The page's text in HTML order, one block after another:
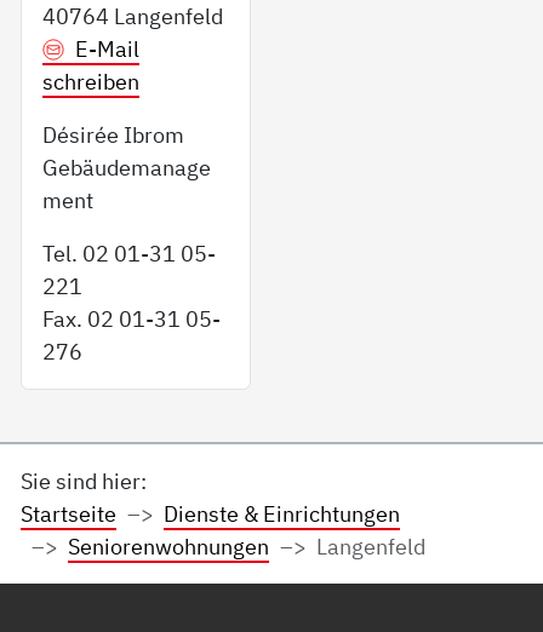
40764 Langenfeld
E-Mail
schreiben
Désirée Ibrom
Gebäudemanage
ment
Tel. 02 01-31 05-
221
Fax. 02 01-31 05-
276
Sie sind hier:
Startseite
Dienste & Einrichtungen
Seniorenwohnungen
Langenfeld